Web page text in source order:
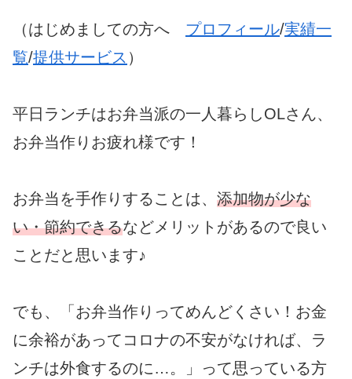
（はじめましての方へ プロフィール/実績一
覧/提供サービス ）
平日ランチはお弁当派の一人暮らしOLさん、
お弁当作りお疲れ様です！
お弁当を手作りすることは、 添加物が少な
い・節約できるなどメリットがあるので良い
ことだと思います♪
でも、「お弁当作りってめんどくさい！お金
に余裕があってコロナの不安がなければ、ラ
ンチは外食するのに…。」って思っている方